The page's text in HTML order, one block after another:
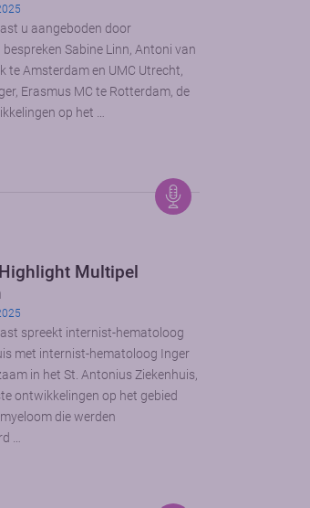
u aangeboden door
Sabine Linn, Antoni van
te Amsterdam en UMC Utrecht,
Erasmus MC te Rotterdam, de
op het …
Multipel
spreekt internist-hematoloog
met internist-hematoloog Inger
in het St. Antonius Ziekenhuis,
ontwikkelingen op het gebied
die werden
…